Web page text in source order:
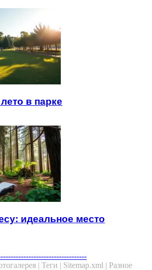
в парке
идеальное место
| Теги | Sitemap.xml | Разное